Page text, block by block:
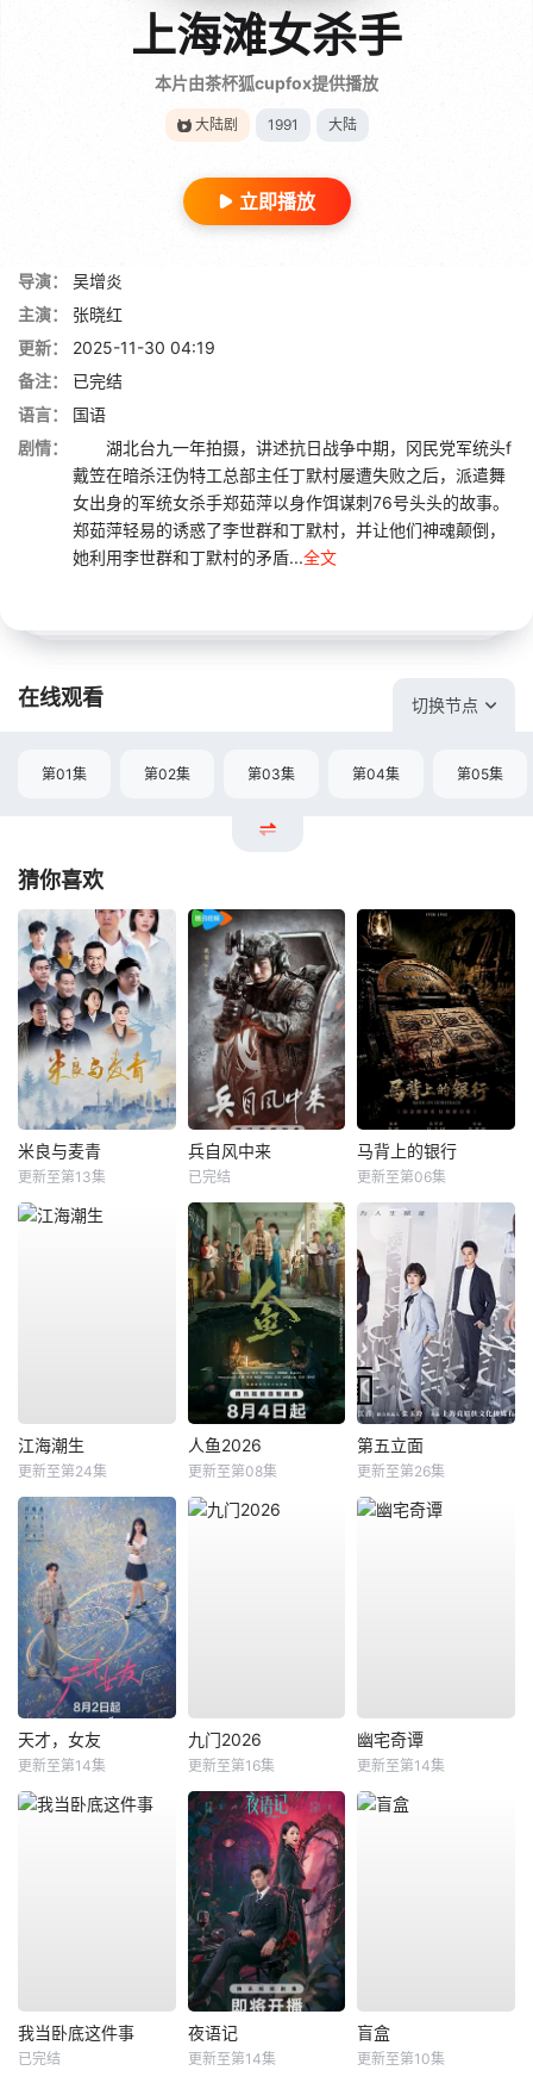
上海滩女杀手
本片由茶杯狐cupfox提供播放
大陆剧 1991 大陆
立即播放
导演：
吴增炎
主演：
张晓红
更新：
2025-11-30 04:19
备注：
已完结
语言：
国语
剧情：
湖北台九一年拍摄，讲述抗日战争中期，冈民党军统头f
戴笠在暗杀汪伪特工总部主任丁默村屡遭失败之后，派遣舞
女出身的军统女杀手郑茹萍以身作饵谋刺76号头头的故事。
郑茹萍轻易的诱惑了李世群和丁默村，并让他们神魂颠倒，
她利用李世群和丁默村的矛盾...全文
在线观看 切换节点
第01集 第02集 第03集 第04集 第05集
猜你喜欢
米良与麦青
更新至第13集
兵自风中来
已完结
马背上的银行
更新至第06集
江海潮生
更新至第24集
人鱼2026
更新至第08集
第五立面
更新至第26集
天才，女友
更新至第14集
九门2026
更新至第16集
幽宅奇谭
更新至第14集
我当卧底这件事
已完结
夜语记
更新至第14集
盲盒
更新至第10集